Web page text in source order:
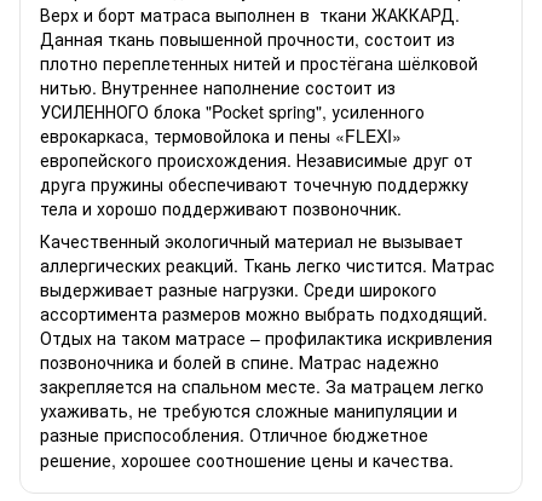
Верх и борт матраса выполнен в ткани ЖАККАРД.
Данная ткань повышенной прочности, состоит из
плотно переплетенных нитей и простёгана шёлковой
нитью. Внутреннее наполнение состоит из
УСИЛЕННОГО блока "Pocket spring", усиленного
еврокаркаса, термовойлока и пены «FLEXI»
европейского происхождения. Независимые друг от
друга пружины обеспечивают точечную поддержку
тела и хорошо поддерживают позвоночник.
Качественный экологичный материал не вызывает
аллергических реакций. Ткань легко чистится. Матрас
выдерживает разные нагрузки. Среди широкого
ассортимента размеров можно выбрать подходящий.
Отдых на таком матрасе – профилактика искривления
позвоночника и болей в спине. Матрас надежно
закрепляется на спальном месте. За матрацем легко
ухаживать, не требуются сложные манипуляции и
разные приспособления. Отличное бюджетное
решение, хорошее соотношение цены и качества.